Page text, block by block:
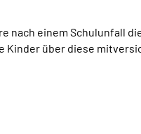
nach einem Schulunfall
Kinder über diese